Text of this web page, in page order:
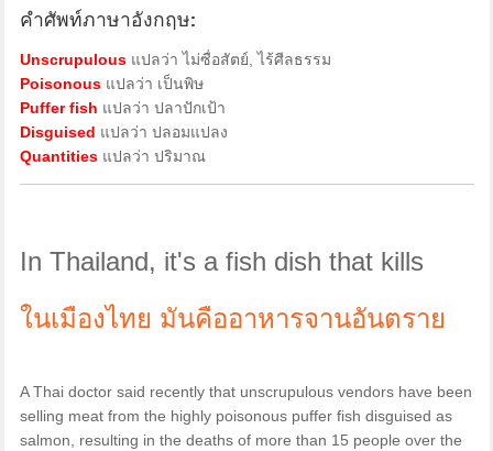
คำศัพท์ภาษาอังกฤษ:
Unscrupulous แปลว่า ไม่ซื่อสัตย์, ไร้ศีลธรรม
Poisonous แปลว่า เป็นพิษ
Puffer fish แปลว่า ปลาปักเป้า
Disguised แปลว่า ปลอมแปลง
Quantities แปลว่า ปริมาณ
In Thailand, it's a fish dish that kills
ในเมืองไทย มันคืออาหารจานอันตราย
A Thai doctor said recently that unscrupulous vendors have been
selling meat from the highly poisonous puffer fish disguised as
salmon, resulting in the deaths of more than 15 people over the